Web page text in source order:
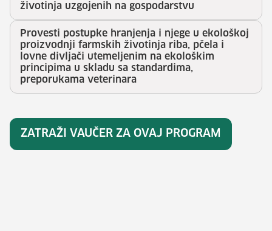
životinja uzgojenih na gospodarstvu
Provesti postupke hranjenja i njege u ekološkoj
proizvodnji farmskih životinja riba, pčela i
lovne divljači utemeljenim na ekološkim
principima u skladu sa standardima,
preporukama veterinara
ZATRAŽI VAUČER ZA OVAJ PROGRAM